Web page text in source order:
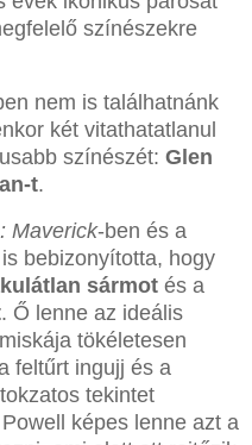
színészekre
nem is találhatnánk
két vitathatatlanul
színészét: Glen
t.
Maverick-ben és a
bebizonyította, hogy
sármot és a
. Ő lenne az ideális
tökéletesen
feltűrt ingujj és a
tekintet
képes lenne azt a